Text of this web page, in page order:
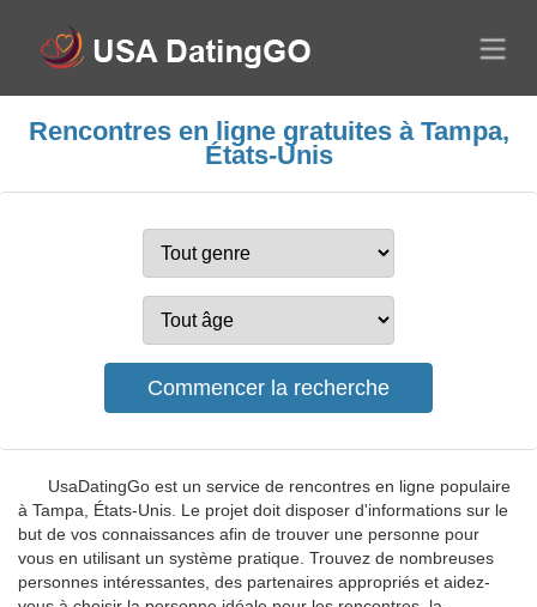
Rencontres en ligne gratuites à Tampa,
États-Unis
UsaDatingGo est un service de rencontres en ligne populaire
à Tampa, États-Unis. Le projet doit disposer d'informations sur le
but de vos connaissances afin de trouver une personne pour
vous en utilisant un système pratique. Trouvez de nombreuses
personnes intéressantes, des partenaires appropriés et aidez-